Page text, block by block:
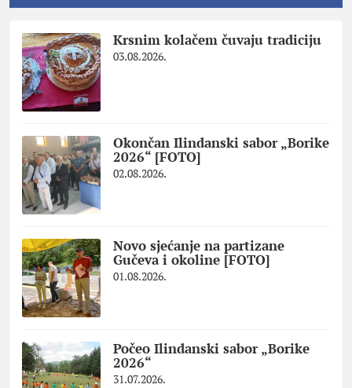
Krsnim kolačem čuvaju tradiciju
03.08.2026.
Okončan Ilindanski sabor „Borike
2026“ [FOTO]
02.08.2026.
Novo sjećanje na partizane
Gučeva i okoline [FOTO]
01.08.2026.
Počeo Ilindanski sabor „Borike
2026“
31.07.2026.